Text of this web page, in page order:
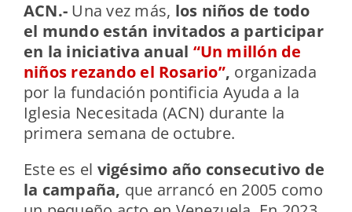
ACN.- Una vez más, los niños de todo
el mundo están invitados a participar
en la iniciativa anual “Un millón de
niños rezando el Rosario”, organizada
por la fundación pontificia Ayuda a la
Iglesia Necesitada (ACN) durante la
primera semana de octubre.
Este es el vigésimo año consecutivo de
la campaña, que arrancó en 2005 como